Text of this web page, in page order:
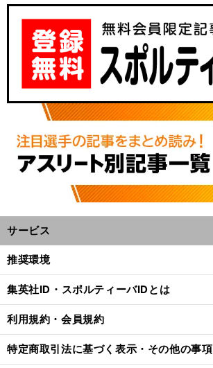
サービス
推奨環境
集英社ID・スポルティーバIDとは
利用規約・会員規約
特定商取引法に基づく表示・その他の事項